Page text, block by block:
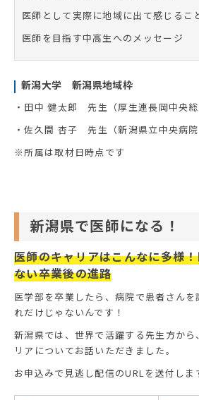
医師として実際に地域に出て感じるこ
医師を目指す中高生へのメッセージ
新潟大学 新潟県地域枠
・田中 健太郎 先生（厚生連長岡中央
・佐久間 杏子 先生（新潟県立中央病
※所属は取材日時点です
新潟県で医師になる！
医師のキャリアはこんなに多様
ない卒業後の進路
医学部を卒業したら、病院で患者さん
れだけじゃないんです！
新潟県では、世界で活躍する先生方から
リアについてお話いただきました。
お申込みで見逃し配信のURLを送付しま